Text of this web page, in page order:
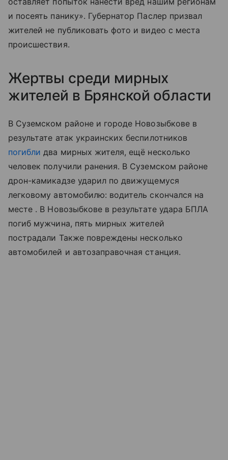
и посеять панику». Губернатор Паслер призвал
жителей не публиковать фото и видео с места
происшествия.
Жертвы среди мирных
жителей в Брянской области
В Суземском районе и городе Новозыбкове в
результате атак украинских беспилотников
погибли два мирных жителя, ещё несколько
человек получили ранения. В Суземском районе
дрон-камикадзе ударил по движущемуся
легковому автомобилю: водитель скончался на
месте . В Новозыбкове в результате удара БПЛА
погиб мужчина, пять мирных жителей
пострадали Также повреждены несколько
автомобилей и автозаправочная станция.